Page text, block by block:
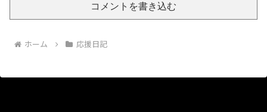
コメントを書き込む
ホーム 応援日記